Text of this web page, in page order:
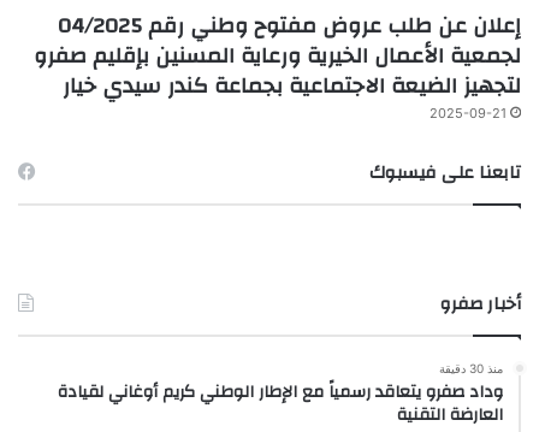
إعلان عن طلب عروض مفتوح وطني رقم 04/2025
لجمعية الأعمال الخيرية ورعاية المسنين بإقليم صفرو
لتجهيز الضيعة الاجتماعية بجماعة كندر سيدي خيار
2025-09-21
تابعنا على فيسبوك
أخبار صفرو
منذ 30 دقيقة
وداد صفرو يتعاقد رسمياً مع الإطار الوطني كريم أوغاني لقيادة
العارضة التقنية